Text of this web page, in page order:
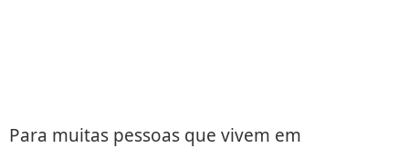
Para muitas pessoas que vivem em